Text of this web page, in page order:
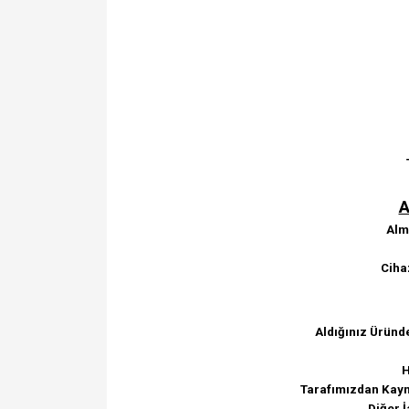
Aldığınız
Tarafımızdan